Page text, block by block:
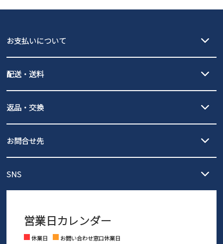
GAP
瞬足
お支払いについて
PayPay（オンライン決済）、代金引換のご利用が可能です。
配送・送料
北海道・本州・四国・九州…550円
3,980円（税込）以上お買い上げで送料無料
発送日・送料詳細については
ご利用ください。
全国一律…220円（税込）
発送日・送料詳細についてはご利用ガイドを
ご利用ください。
返品・交換
の片道無料サービスを実施中！
ントとしても安心してご利用いただけるよう、サイズ交換の受付期
さい。
お問合せ先
営業時間：11時～17時
※土日祝はお問い合わせ窓口休業日となります。
SNS
Facebook Instagram
営業日カレンダー
休業日
お問い合わせ窓口休業日